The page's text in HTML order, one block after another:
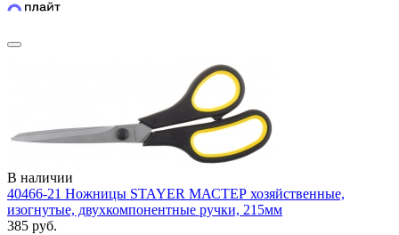
В наличии
40466-21 Ножницы STAYER МАСТЕР хозяйственные,
изогнутые, двухкомпонентные ручки, 215мм
385 руб.